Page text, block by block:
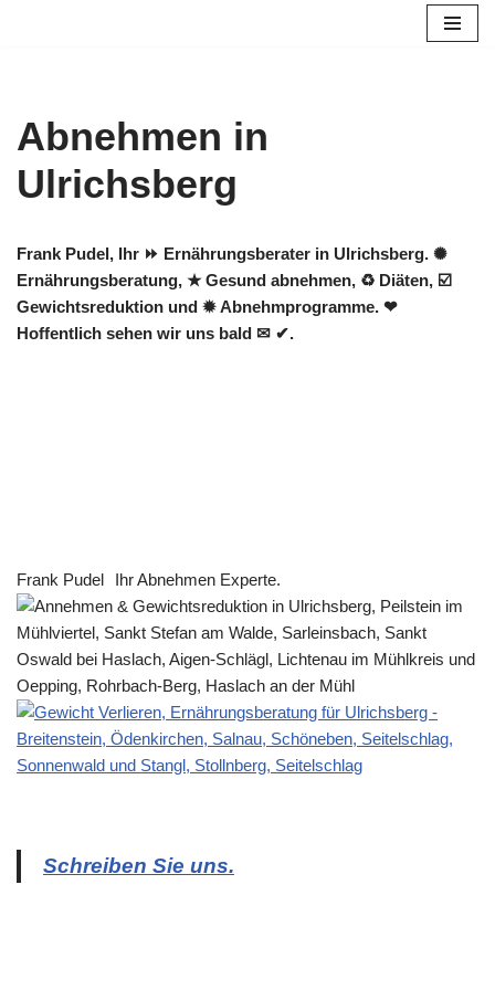
Abnehmen in
Ulrichsberg
Frank Pudel, Ihr ⏩ Ernährungsberater in Ulrichsberg. ✺
Ernährungsberatung, ★ Gesund abnehmen, ♻ Diäten, ☑️
Gewichtsreduktion und ✹ Abnehmprogramme. ❤
Hoffentlich sehen wir uns bald ✉ ✔.
Frank Pudel Ihr Abnehmen Experte.
Schreiben Sie uns.